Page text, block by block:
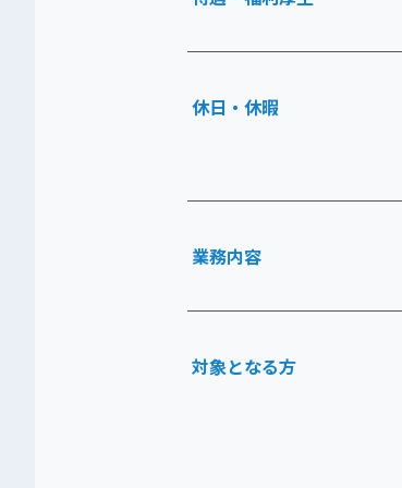
休日・休暇
業務内容
対象となる方